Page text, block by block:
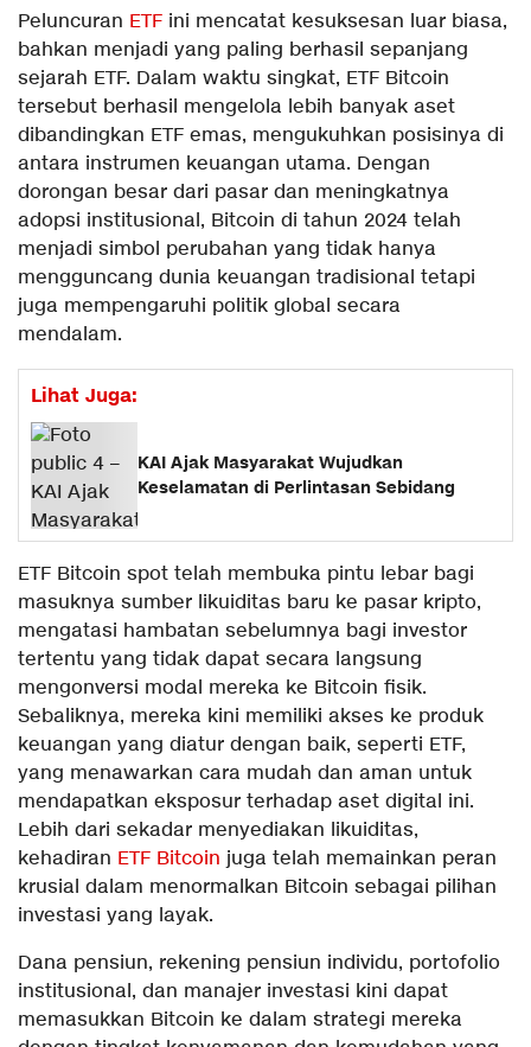
Peluncuran ETF ini mencatat kesuksesan luar biasa,
bahkan menjadi yang paling berhasil sepanjang
sejarah ETF. Dalam waktu singkat, ETF Bitcoin
tersebut berhasil mengelola lebih banyak aset
dibandingkan ETF emas, mengukuhkan posisinya di
antara instrumen keuangan utama. Dengan
dorongan besar dari pasar dan meningkatnya
adopsi institusional, Bitcoin di tahun 2024 telah
menjadi simbol perubahan yang tidak hanya
mengguncang dunia keuangan tradisional tetapi
juga mempengaruhi politik global secara
mendalam.
Lihat Juga:
KAI Ajak Masyarakat Wujudkan
Keselamatan di Perlintasan Sebidang
ETF Bitcoin spot telah membuka pintu lebar bagi
masuknya sumber likuiditas baru ke pasar kripto,
mengatasi hambatan sebelumnya bagi investor
tertentu yang tidak dapat secara langsung
mengonversi modal mereka ke Bitcoin fisik.
Sebaliknya, mereka kini memiliki akses ke produk
keuangan yang diatur dengan baik, seperti ETF,
yang menawarkan cara mudah dan aman untuk
mendapatkan eksposur terhadap aset digital ini.
Lebih dari sekadar menyediakan likuiditas,
kehadiran ETF Bitcoin juga telah memainkan peran
krusial dalam menormalkan Bitcoin sebagai pilihan
investasi yang layak.
Dana pensiun, rekening pensiun individu, portofolio
institusional, dan manajer investasi kini dapat
memasukkan Bitcoin ke dalam strategi mereka